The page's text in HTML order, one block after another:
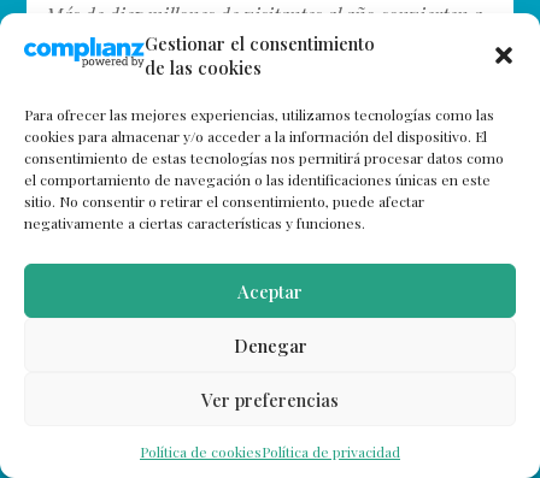
Gestionar el consentimiento
de las cookies
Para ofrecer las mejores experiencias, utilizamos tecnologías como las
cookies para almacenar y/o acceder a la información del dispositivo. El
consentimiento de estas tecnologías nos permitirá procesar datos como
el comportamiento de navegación o las identificaciones únicas en este
sitio. No consentir o retirar el consentimiento, puede afectar
negativamente a ciertas características y funciones.
Aceptar
Denegar
Ver preferencias
Política de cookiesPolítica de privacidad
Más de diez millones de visitantes al año convierten a
Camden Town en uno de los lugares más concurridos
que ver en Londres. ¿Y qué ofrece para ser…